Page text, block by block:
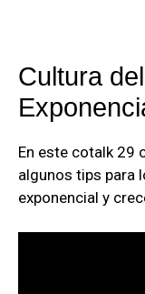
Cultura
En este cotalk 29
algunos tips para
exponencial y